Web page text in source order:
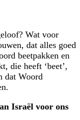
Wat voor
dat alles goed
beetpakken en
die heeft ‘beet’,
dat Woord
Israël voor ons